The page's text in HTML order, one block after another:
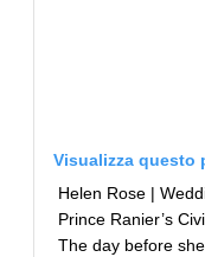
Visualizza questo
Helen Rose |
Prince Ranier’s
The day before